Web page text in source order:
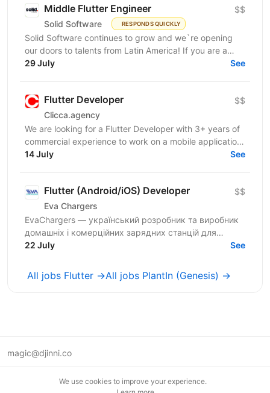
Middle Flutter Engineer
Solid Software RESPONDS QUICKLY
$$
Solid Software continues to grow and we`re opening
our doors to talents from Latin America! If you are a
Middle Flutter Engineer, looking for new...
29 July See
Flutter Developer
Clicca.agency
$$
We are looking for a Flutter Developer with 3+ years of
commercial experience to work on a mobile application
in the medical / healthcare domain. The...
14 July See
Flutter (Android/iOS) Developer
Eva Chargers
$$
EvaChargers — український розробник та виробник
домашніх і комерційних зарядних станцій для
електромобілів. У зв'язку з розширенням діяльності
22 July See
All jobs Flutter →All jobs PlantIn (Genesis) →
magic@djinni.co
We use cookies to improve your experience.